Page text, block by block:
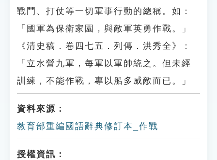
戰鬥、打仗等一切軍事行動的總稱。如：
「國軍為保衛家園，與敵軍英勇作戰。」
《清史稿．卷四七五．列傳．洪秀全》：
「立水營九軍，每軍以軍帥統之。但未經
訓練，不能作戰，專以船多威敵而已。」
資料來源：
教育部重編國語辭典修訂本_作戰
授權資訊：